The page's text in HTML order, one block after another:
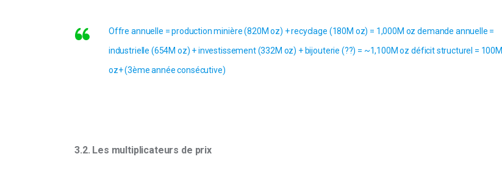
Offre annuelle = production minière (820M oz) + recyclage (180M oz) = 1,000M oz demande annuelle =
industrielle (654M oz) + investissement (332M oz) + bijouterie (??) = ~1,100M oz déficit structurel = 100M
oz+ (3ème année consécutive)
3.2. Les multiplicateurs de prix